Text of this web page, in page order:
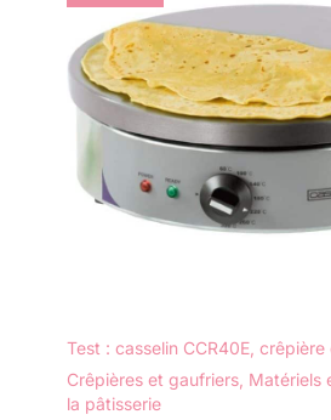
Test : casselin CCR40E,
Crêpières et gaufriers Matériels
la pâtisserie